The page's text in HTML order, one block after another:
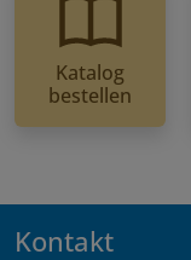
Katalog
bestellen
Kontakt